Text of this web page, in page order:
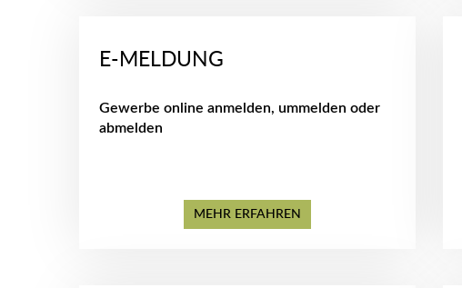
E-MELDUNG
Gewerbe online anmelden, ummelden oder
abmelden
MEHR ERFAHREN